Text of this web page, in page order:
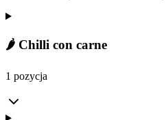
🌶️ Chilli con carne
1 pozycja